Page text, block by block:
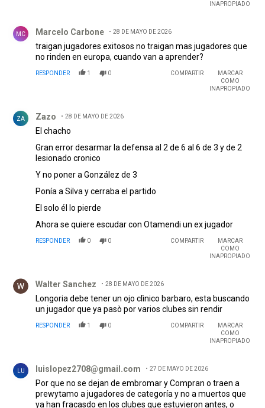
INAPROPIADO
MC Marcelo Carbone 28 DE MAYO DE 2026
traigan jugadores exitosos no traigan mas jugadores que
no rinden en europa, cuando van a aprender?
RESPONDER 1 0 COMPARTIR
MARCAR
COMO
INAPROPIADO
ZA Zazo 28 DE MAYO DE 2026
El chacho
Gran error desarmar la defensa al 2 de 6 al 6 de 3 y de 2
lesionado cronico
Y no poner a González de 3
Ponía a Silva y cerraba el partido
El solo él lo pierde
Ahora se quiere escudar con Otamendi un ex jugador
RESPONDER 0 0 COMPARTIR
MARCAR
COMO
INAPROPIADO
Walter Sanchez 28 DE MAYO DE 2026
Longoria debe tener un ojo clìnico barbaro, esta buscando
un jugador que ya pasò por varios clubes sin rendir
RESPONDER 1 0 COMPARTIR
MARCAR
COMO
INAPROPIADO
LU luislopez2708@gmail.com 27 DE MAYO DE 2026
Por que no se dejan de embromar y Compran o traen a
prewytamo a jugadores de categoría y no a muertos que
ya han fracasdo en los clubes que estuvieron antes, o